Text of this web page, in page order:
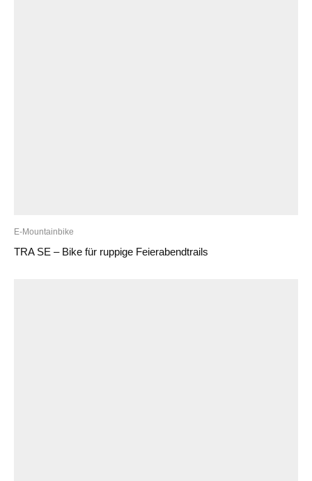
E-Mountainbike
TRA SE – Bike für ruppige Feierabendtrails